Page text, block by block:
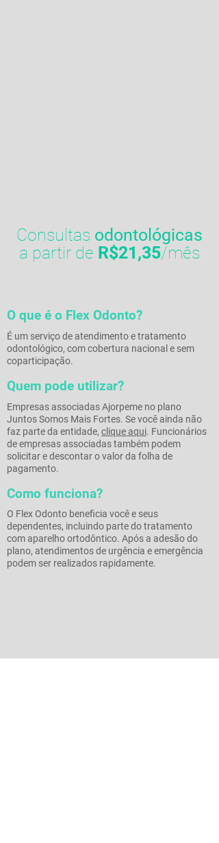
Consultas odontológicas
a partir de R$21,35/mês
O que é o Flex Odonto?
É um serviço de atendimento e tratamento
odontológico, com cobertura nacional e sem
coparticipação.
Quem pode utilizar?
Empresas associadas Ajorpeme no plano
Juntos Somos Mais Fortes. Se você ainda não
faz parte da entidade, clique aqui. Funcionários
de empresas associadas também podem
solicitar e descontar o valor da folha de
pagamento.
Como funciona?
O Flex Odonto beneficia você e seus
dependentes, incluindo parte do tratamento
com aparelho ortodôntico. Após a adesão do
plano, atendimentos de urgência e emergência
podem ser realizados rapidamente.